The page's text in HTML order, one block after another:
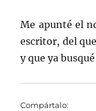
Me apunté el
escritor, del
y que ya
Compártalo: